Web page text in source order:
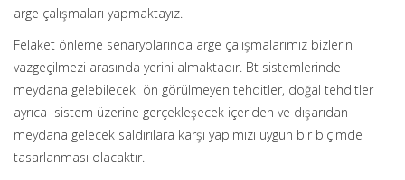
arge çalışmaları yapmaktayız.
Felaket önleme senaryolarında arge çalışmalarımız bizlerin
vazgeçilmezi arasında yerini almaktadır. Bt sistemlerinde
meydana gelebilecek ön görülmeyen tehditler, doğal tehditler
ayrıca sistem üzerine gerçekleşecek içeriden ve dışarıdan
meydana gelecek saldırılara karşı yapımızı uygun bir biçimde
tasarlanması olacaktır.